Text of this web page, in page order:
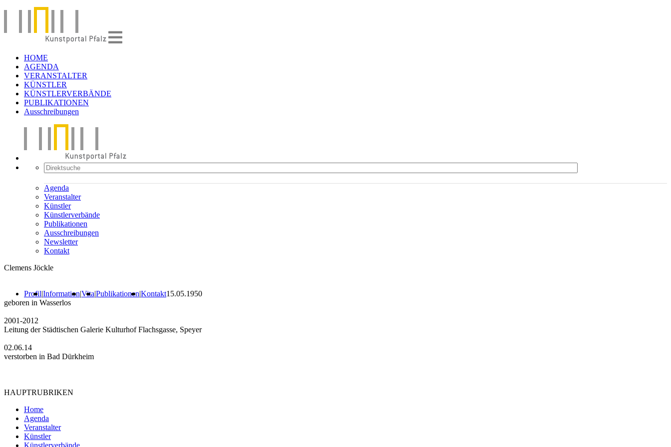
HOME
AGENDA
VERANSTALTER
KÜNSTLER
KÜNSTLERVERBÄNDE
PUBLIKATIONEN
Ausschreibungen
Agenda
Veranstalter
Künstler
Künstlerverbände
Publikationen
Ausschreibungen
Newsletter
Kontakt
Clemens Jöckle
Profil|Information|Vita|Publikationen|Kontakt15.05.1950
geboren in Wasserlos
2001-2012
Leitung der Städtischen Galerie Kulturhof Flachsgasse, Speyer
02.06.14
verstorben in Bad Dürkheim
HAUPTRUBRIKEN
Home
Agenda
Veranstalter
Künstler
Künstlerverbände